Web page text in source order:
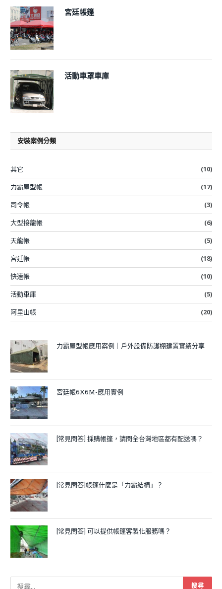
宮廷帳篷
活動車罩車庫
安裝案例分類
其它
(10)
力霸屋型帳
(17)
司令帳
(3)
大型接龍帳
(6)
天龍帳
(5)
宮廷帳
(18)
快速帳
(10)
活動車庫
(5)
阿里山帳
(20)
力霸屋型帳應用案例｜戶外設備防護棚建置實績分享
宮廷帳6X6M-應用實例
[常見問答] 採購帳篷，請問全台灣地區都有配送嗎？
[常見問答]帳篷什麼是「力霸結構」？
[常見問答] 可以提供帳篷客製化服務嗎？